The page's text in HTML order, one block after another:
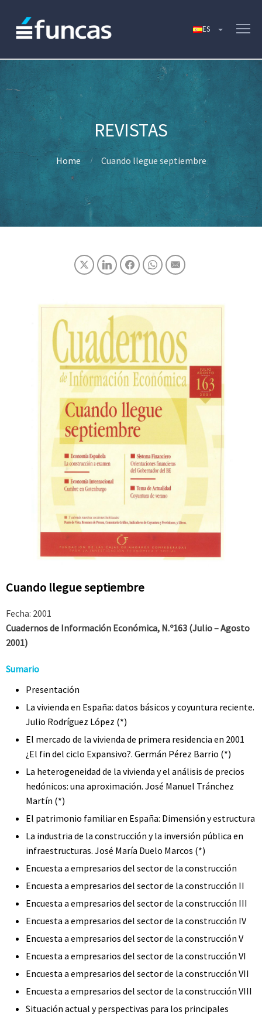
Home Cuando llegue septiembre
Cuando llegue septiembre
Fecha: 2001
Cuadernos de Información Económica, N.º163 (Julio – Agosto
2001)
Sumario
Presentación
La vivienda en España: datos básicos y coyuntura reciente.
Julio Rodríguez López (*)
El mercado de la vivienda de primera residencia en 2001
¿El fin del ciclo Expansivo?. Germán Pérez Barrio (*)
La heterogeneidad de la vivienda y el análisis de precios
hedónicos: una aproximación. José Manuel Tránchez
Martín (*)
El patrimonio familiar en España: Dimensión y estructura
La industria de la construcción y la inversión pública en
infraestructuras. José María Duelo Marcos (*)
Encuesta a empresarios del sector de la construcción
Encuesta a empresarios del sector de la construcción II
Encuesta a empresarios del sector de la construcción III
Encuesta a empresarios del sector de la construcción IV
Encuesta a empresarios del sector de la construcción V
Encuesta a empresarios del sector de la construcción VI
Encuesta a empresarios del sector de la construcción VII
Encuesta a empresarios del sector de la construcción VIII
Situación actual y perspectivas para los principales